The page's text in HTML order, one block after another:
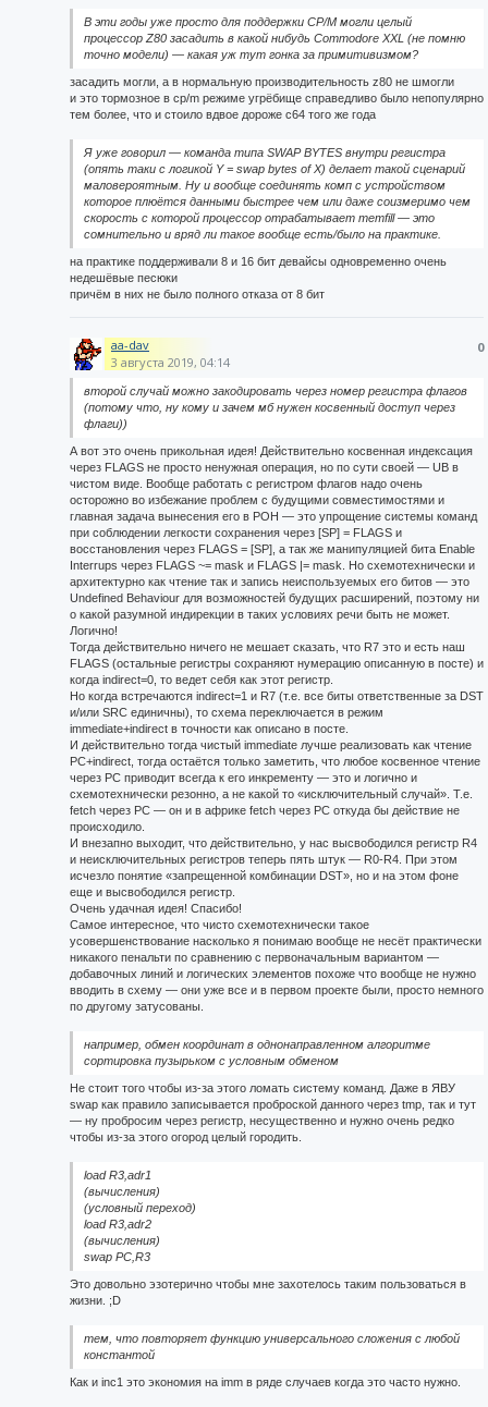
В эти годы уже просто для поддержки CP/M могли целый
процессор Z80 засадить в какой нибудь Commodore XXL (не помню
точно модели) — какая уж тут гонка за примитивизмом?
засадить могли, а в нормальную производительность z80 не шмогли
и это тормозное в cp/m режиме угрёбище справедливо было непопулярно
тем более, что и стоило вдвое дороже c64 того же года
Я уже говорил — команда типа SWAP BYTES внутри регистра
(опять таки с логикой Y = swap bytes of X) делает такой сценарий
маловероятным. Ну и вообще соединять комп с устройством
которое плюётся данными быстрее чем или даже соизмеримо чем
скорость с которой процессор отрабатывает memfill — это
сомнительно и вряд ли такое вообще есть/было на практике.
на практике поддерживали 8 и 16 бит девайсы одновременно очень
недешёвые песюки
причём в них не было полного отказа от 8 бит
0
aa-dav
3 августа 2019, 04:14
второй случай можно закодировать через номер регистра флагов
(потому что, ну кому и зачем мб нужен косвенный доступ через
флаги))
А вот это очень прикольная идея! Действительно косвенная индексация
через FLAGS не просто ненужная операция, но по сути своей — UB в
чистом виде. Вообще работать с регистром флагов надо очень
осторожно во избежание проблем с будущими совместимостями и
главная задача вынесения его в РОН — это упрощение системы команд
при соблюдении легкости сохранения через [SP] = FLAGS и
восстановления через FLAGS = [SP], а так же манипуляцией бита Enable
Interrups через FLAGS ~= mask и FLAGS |= mask. Но схемотехнически и
архитектурно как чтение так и запись неиспользуемых его битов — это
Undefined Behaviour для возможностей будущих расширений, поэтому ни
о какой разумной индирекции в таких условиях речи быть не может.
Логично!
Тогда действительно ничего не мешает сказать, что R7 это и есть наш
FLAGS (остальные регистры сохраняют нумерацию описанную в посте) и
когда indirect=0, то ведет себя как этот регистр.
Но когда встречаются indirect=1 и R7 (т.е. все биты ответственные за DST
и/или SRC единичны), то схема переключается в режим
immediate+indirect в точности как описано в посте.
И действительно тогда чистый immediate лучше реализовать как чтение
PC+indirect, тогда остаётся только заметить, что любое косвенное чтение
через PC приводит всегда к его инкременту — это и логично и
схемотехнически резонно, а не какой то «исключительный случай». Т.е.
fetch через PC — он и в африке fetch через PC откуда бы действие не
происходило.
И внезапно выходит, что действительно, у нас высвободился регистр R4
и неисключительных регистров теперь пять штук — R0-R4. При этом
исчезло понятие «запрещенной комбинации DST», но и на этом фоне
еще и высвободился регистр.
Очень удачная идея! Спасибо!
Самое интересное, что чисто схемотехнически такое
усовершенствование насколько я понимаю вообще не несёт практически
никакого пенальти по сравнению с первоначальным вариантом —
добавочных линий и логических элементов похоже что вообще не нужно
вводить в схему — они уже все и в первом проекте были, просто немного
по другому затусованы.
например, обмен координат в однонаправленном алгоритме
сортировка пузырьком с условным обменом
Не стоит того чтобы из-за этого ломать систему команд. Даже в ЯВУ
swap как правило записывается проброской данного через tmp, так и тут
— ну пробросим через регистр, несущественно и нужно очень редко
чтобы из-за этого огород целый городить.
load R3,adr1
(вычисления)
(условный переход)
load R3,adr2
(вычисления)
swap PC,R3
Это довольно эзотерично чтобы мне захотелось таким пользоваться в
жизни. ;D
тем, что повторяет функцию универсального сложения с любой
константой
Как и inc1 это экономия на imm в ряде случаев когда это часто нужно.